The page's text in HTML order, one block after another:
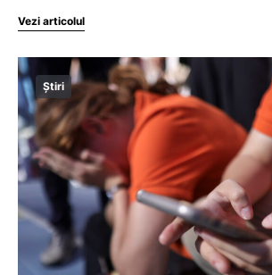
Vezi articolul
Știri